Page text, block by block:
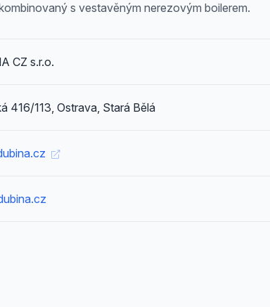
s vestavěným nerezovým boilerem.
CZ s.r.o.
416/113, Ostrava, Stará Bělá